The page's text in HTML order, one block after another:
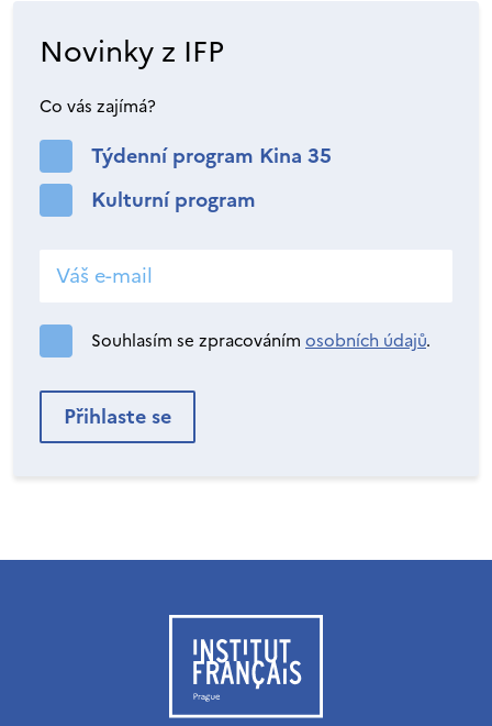
Novinky z IFP
Co vás zajímá?
Týdenní program Kina 35
Kulturní program
Souhlasím se zpracováním osobních údajů.